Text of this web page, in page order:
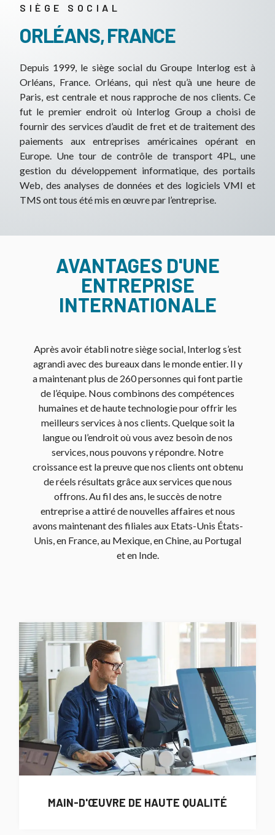
SIÈGE SOCIAL
ORLÉANS, FRANCE
Depuis 1999, le siège social du Groupe Interlog est à
Orléans, France. Orléans, qui n’est qu’à une heure de
Paris, est centrale et nous rapproche de nos clients. Ce
fut le premier endroit où Interlog Group a choisi de
fournir des services d’audit de fret et de traitement des
paiements aux entreprises américaines opérant en
Europe. Une tour de contrôle de transport 4PL, une
gestion du développement informatique, des portails
Web, des analyses de données et des logiciels VMI et
TMS ont tous été mis en œuvre par l’entreprise.
AVANTAGES D'UNE
ENTREPRISE
INTERNATIONALE
Après avoir établi notre siège social, Interlog s’est
agrandi avec des bureaux dans le monde entier. Il y
a maintenant plus de 260 personnes qui font partie
de l’équipe. Nous combinons des compétences
humaines et de haute technologie pour offrir les
meilleurs services à nos clients. Quelque soit la
langue ou l’endroit où vous avez besoin de nos
services, nous pouvons y répondre. Notre
croissance est la preuve que nos clients ont obtenu
de réels résultats grâce aux services que nous
offrons. Au fil des ans, le succès de notre
entreprise a attiré de nouvelles affaires et nous
avons maintenant des filiales aux Etats-Unis États-
Unis, en France, au Mexique, en Chine, au Portugal
et en Inde.
MAIN-D'ŒUVRE DE HAUTE QUALITÉ